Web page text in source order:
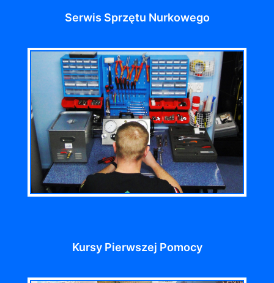
Serwis Sprzętu Nurkowego
Kursy Pierwszej Pomocy